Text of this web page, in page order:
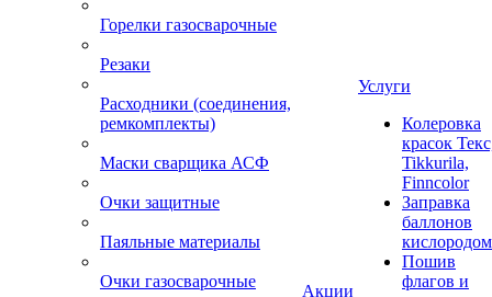
Горелки газосварочные
Резаки
Расходники (соединения,
ремкомплекты)
Маски сварщика АСФ
Очки защитные
Паяльные материалы
Очки газосварочные
Акции
Услуги
Колеровка
красок
Tikkurila,
Finncolor
Заправка
баллонов
кислородом
Пошив
флагов и